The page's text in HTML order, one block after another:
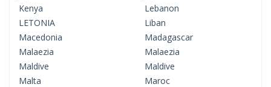
Kenya
Lebanon
LETONIA
Liban
Macedonia
Madagascar
Malaezia
Malaezia
Maldive
Maldive
Malta
Maroc